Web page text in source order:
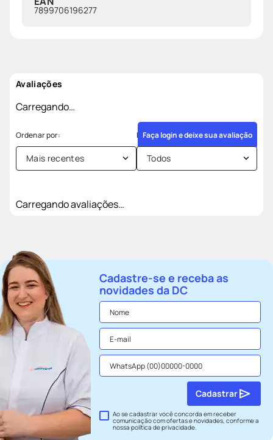
7899706196277
Avaliações
Carregando…
Faça login e deixe sua avaliação
Mais recentes Todos
Carregando avaliações…
Cadastre-se e receba as
novidades da DC
Ao se cadastrar você concorda em receber
comunicação com ofertas e novidades, conforme a
nossapolítica de privacidade.
Cadastrar